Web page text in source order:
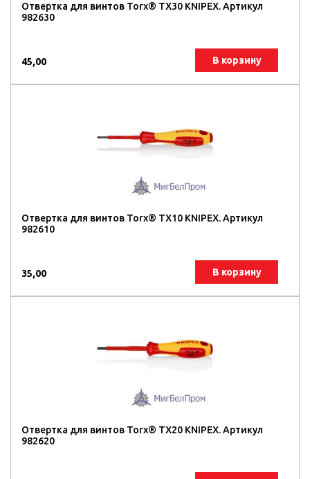
Отвертка для винтов Torx® TX30 KNIPEX. Артикул
982630
45,00 В корзину
Отвертка для винтов Torx® TX10 KNIPEX. Артикул
982610
35,00 В корзину
Отвертка для винтов Torx® TX20 KNIPEX. Артикул
982620